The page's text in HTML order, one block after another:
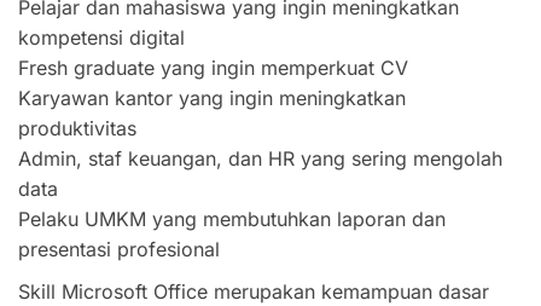
Pelajar dan mahasiswa yang ingin meningkatkan
kompetensi digital
Fresh graduate yang ingin memperkuat CV
Karyawan kantor yang ingin meningkatkan
produktivitas
Admin, staf keuangan, dan HR yang sering mengolah
data
Pelaku UMKM yang membutuhkan laporan dan
presentasi profesional
Skill Microsoft Office merupakan kemampuan dasar